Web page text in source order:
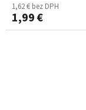
1,62 € bez DPH
1,99 €